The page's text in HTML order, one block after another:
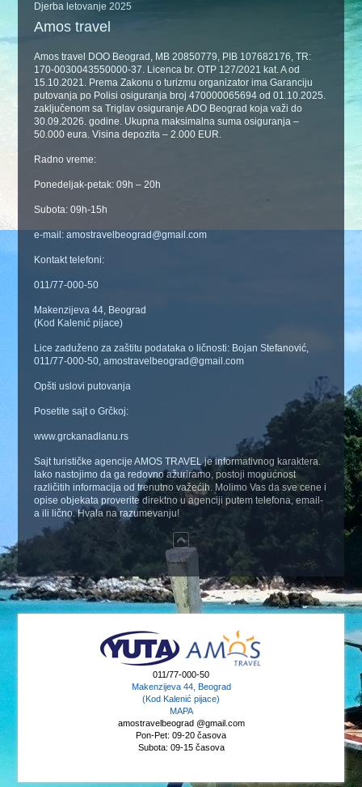
Djerba letovanje 2025
Amos travel
Amos travel DOO Beograd, MB 20850779, PIB 107682176, TR:
170-0030043550000-37. Licenca br. OTP 127/2021 kat. A od
15.10.2021. Prema Zakonu o turizmu organizator ima Garanciju
putovanja po Polisi osiguranja broj 470000065694 od 01.10.2025.
zaključenom sa Triglav osiguranje ADO Beograd koja važi do
30.09.2026. godine. Ukupna maksimalna suma osiguranja –
50.000 eura. Visina depozita – 2.000 EUR.
Radno vreme:
Ponedeljak-petak: 09h – 20h
Subota: 09h-15h
e-mail: amostravelbeograd@gmail.com
Kontakt telefoni:
011/77-000-50
Makenzijeva 44, Beograd
(Kod Kalenić pijace)
Lice zaduženo za zaštitu podataka o ličnosti: Bojan Stefanović,
011/77-000-50, amostravelbeograd@gmail.com
Opšti uslovi putovanja
Posetite sajt o Grčkoj:
www.grckanadlanu.rs
Sajt turističke agencije AMOS TRAVEL je informativnog karaktera.
Iako nastojimo da ga redovno ažuriramo, postoji mogućnost
različitih informacija od trenutno važećih. Molimo Vas da sve cene i
opise objekata proverite direktno u agenciji putem telefona, email-
a ili lično. Hvala na razumevanju!
011/77-000-50
Makenzijeva 44, Beograd
(Kod Kalenić pijace)
MAPA
amostravelbeograd @gmail.com
Pon-Pet: 09-20 časova
Subota: 09-15 časova